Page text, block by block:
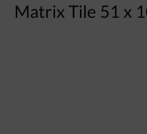
Matrix Tile 51 x